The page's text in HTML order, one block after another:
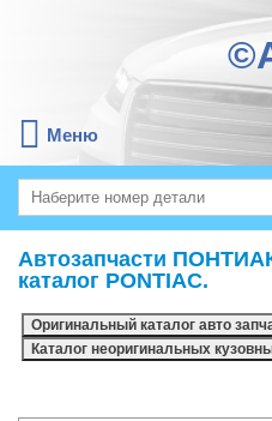
Меню
Автозапчасти
каталог PONTIAC.